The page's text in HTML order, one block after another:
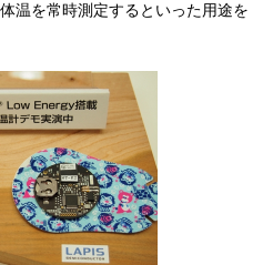
温を常時測定するといった用途を